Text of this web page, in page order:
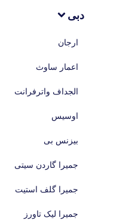
دبی
ارجان
اعمار ساوث
الجداف واترفرانت
اوسیس
بیزنس بی
جمیرا گاردن سیتی
جمیرا گلف استیت
جمیرا لیک تاورز